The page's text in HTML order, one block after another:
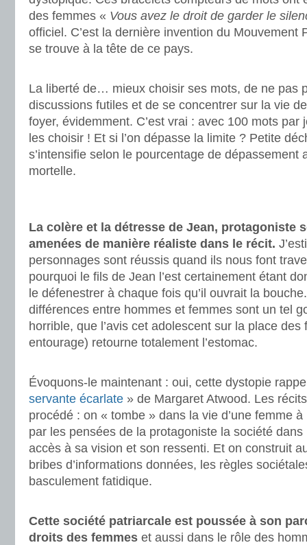
des femmes « Vous avez le droit de garder le
officiel. C’est la dernière invention du Mouvement
se trouve à la tête de ce pays.
La liberté de… mieux choisir ses mots, de ne pas
discussions futiles et de se concentrer sur la vie
foyer, évidemment. C’est vrai : avec 100 mots par
les choisir ! Et si l’on dépasse la limite ? Petite
s’intensifie selon le pourcentage de dépassement
mortelle.
La colère et la détresse de Jean, protagoniste
amenées de manière réaliste dans le récit.
personnages sont réussis quand ils nous font
pourquoi le fils de Jean l’est certainement étant
le défenestrer à chaque fois qu’il ouvrait la
différences entre hommes et femmes sont un tel
horrible, que l’avis cet adolescent sur la place des
entourage) retourne totalement l’estomac.
Évoquons-le maintenant : oui, cette dystopie
servante écarlate » de Margaret Atwood. Les
procédé : on « tombe » dans la vie d’une femme
par les pensées de la protagoniste la société
accès à sa vision et son ressenti. Et on construit
bribes d’informations données, les règles
basculement fatidique.
Cette société patriarcale est poussée à son
droits des femmes et aussi dans le rôle des